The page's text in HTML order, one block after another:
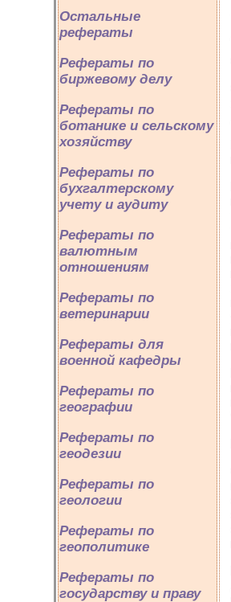
Остальные
рефераты
Рефераты по
биржевому делу
Рефераты по
ботанике и сельскому
хозяйству
Рефераты по
бухгалтерскому
учету и аудиту
Рефераты по
валютным
отношениям
Рефераты по
ветеринарии
Рефераты для
военной кафедры
Рефераты по
географии
Рефераты по
геодезии
Рефераты по
геологии
Рефераты по
геополитике
Рефераты по
государству и праву